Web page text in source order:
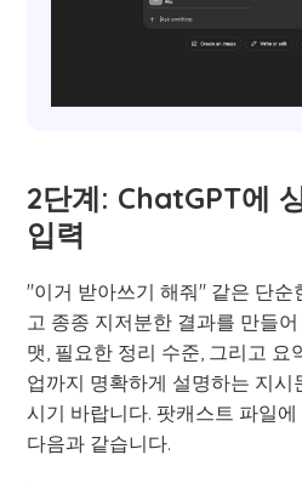
2단계: ChatGPT에
입력
"이거 받아쓰기 해줘" 같은 단순
고 종종 지저분한 결과를 만들
맷, 필요한 정리 수준, 그리고
업까지 명확하게 설명하는 지시
시기 바랍니다. 팟캐스트 파일
다음과 같습니다.